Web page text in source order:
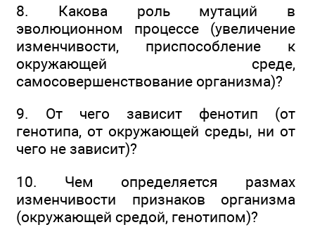
8. Какова роль мутаций в
эволюционном процессе (увеличение
изменчивости, приспособление к
окружающей среде,
самосовершенствование организма)?
9. От чего зависит фенотип (от
генотипа, от окружающей среды, ни от
чего не зависит)?
10. Чем определяется размах
изменчивости признаков организма
(окружающей средой, генотипом)?